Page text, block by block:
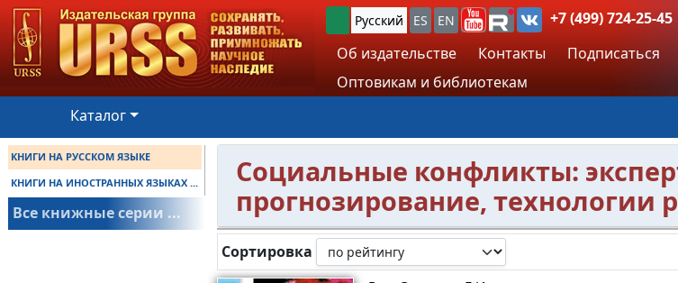
Русский ES EN
+7 (499) 724-25-45
Об издательстве
Контакты Подписаться
Оптовикам и библиотекам
Каталог
КНИГИ НА РУССКОМ ЯЗЫКЕ
КНИГИ НА ИНОСТРАННЫХ ЯЗЫКАХ ...
Все книжные серии ...
Социальные конфликты:
прогнозирование, технологии
Сортировка